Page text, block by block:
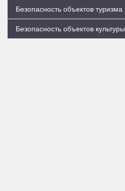
Безопасность объектов туризма
Безопасность объектов культуры